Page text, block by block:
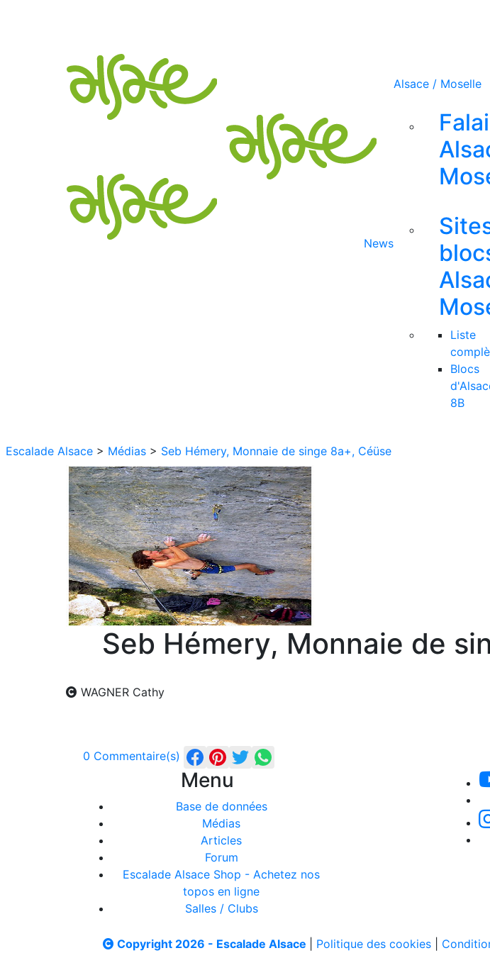
News
Alsace / Moselle
Liste
Blocs
8B
Escalade Alsace > Médias > Seb Hémery, Monnaie de singe 8a+, Céüse
Seb Hémery, Monnaie de
WAGNER Cathy
0 Commentaire(s)
Menu
Base de données
Médias
Articles
Forum
Escalade Alsace Shop - Achetez nos
topos en ligne
Salles / Clubs
Copyright 2026 - Escalade Alsace Politique des cookies